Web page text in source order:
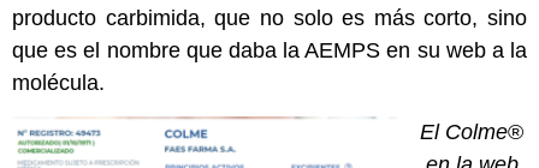
producto carbimida, que no solo es más corto, sino
que es el nombre que daba la AEMPS en su web a la
molécula.
El Colme®